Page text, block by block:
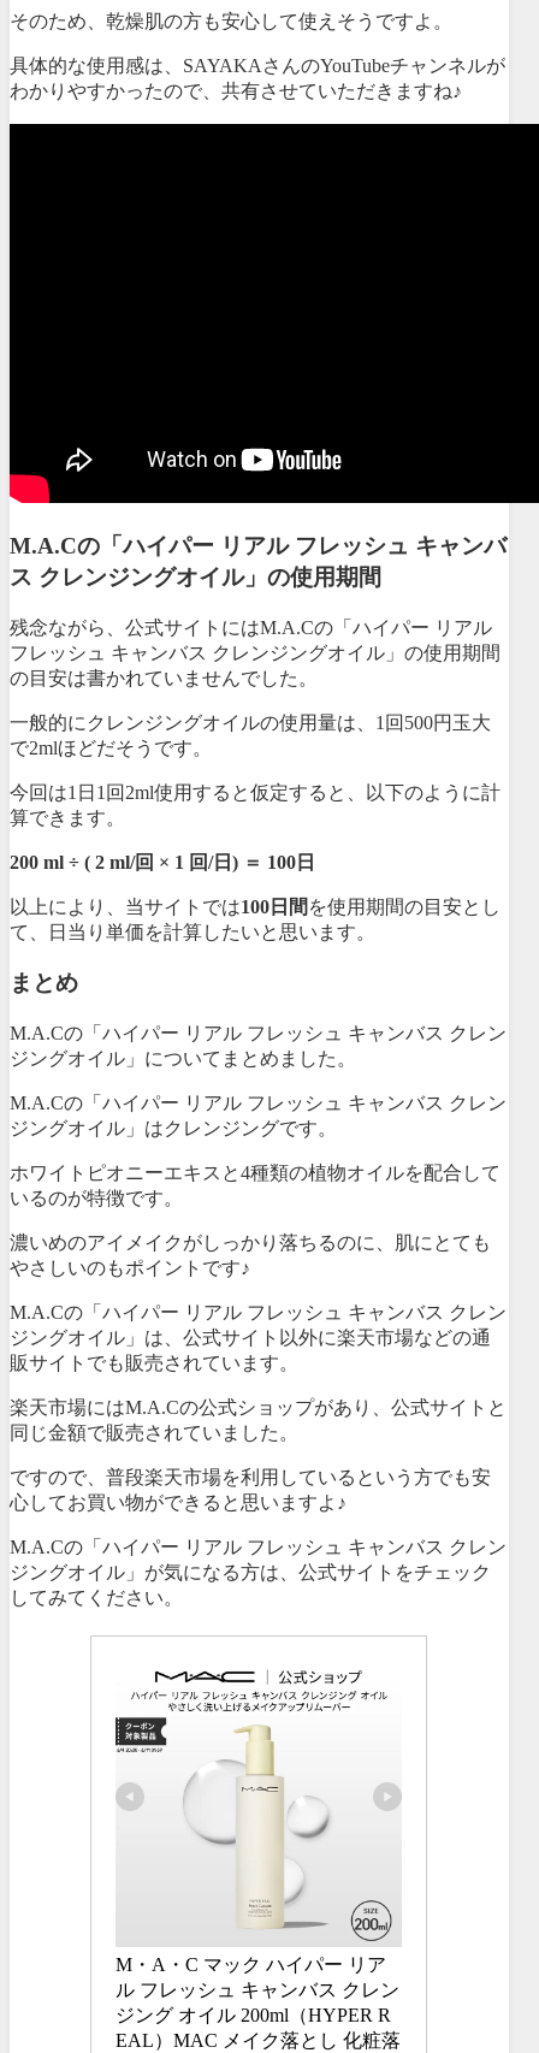
そのため、乾燥肌の方も安心して使えそうですよ。
具体的な使用感は、SAYAKAさんのYouTubeチャンネルが
わかりやすかったので、共有させていただきますね♪
M.A.Cの「ハイパー リアル フレッシュ キャンバ
ス クレンジングオイル」の使用期間
残念ながら、公式サイトにはM.A.Cの「ハイパー リアル
フレッシュ キャンバス クレンジングオイル」の使用期間
の目安は書かれていませんでした。
一般的にクレンジングオイルの使用量は、1回500円玉大
で2mlほどだそうです。
今回は1日1回2ml使用すると仮定すると、以下のように計
算できます。
200 ml ÷ ( 2 ml/回 × 1 回/日) ＝ 100日
以上により、当サイトでは100日間 を使用期間の目安とし
て、日当り単価を計算したいと思います。
まとめ
M.A.Cの「ハイパー リアル フレッシュ キャンバス クレン
ジングオイル」についてまとめました。
M.A.Cの「ハイパー リアル フレッシュ キャンバス クレン
ジングオイル」はクレンジングです。
ホワイトピオニーエキスと4種類の植物オイルを配合して
いるのが特徴です。
濃いめのアイメイクがしっかり落ちるのに、肌にとても
やさしいのもポイントです♪
M.A.Cの「ハイパー リアル フレッシュ キャンバス クレン
ジングオイル」は、公式サイト以外に楽天市場などの通
販サイトでも販売されています。
楽天市場にはM.A.Cの公式ショップがあり、公式サイトと
同じ金額で販売されていました。
ですので、普段楽天市場を利用しているという方でも安
心してお買い物ができると思いますよ♪
M.A.Cの「ハイパー リアル フレッシュ キャンバス クレン
ジングオイル」が気になる方は、公式サイトをチェック
してみてください。
M・A・C マック ハイパー リア
ル フレッシュ キャンバス クレン
ジング オイル 200ml（HYPER R
EAL）MAC メイク落とし 化粧落